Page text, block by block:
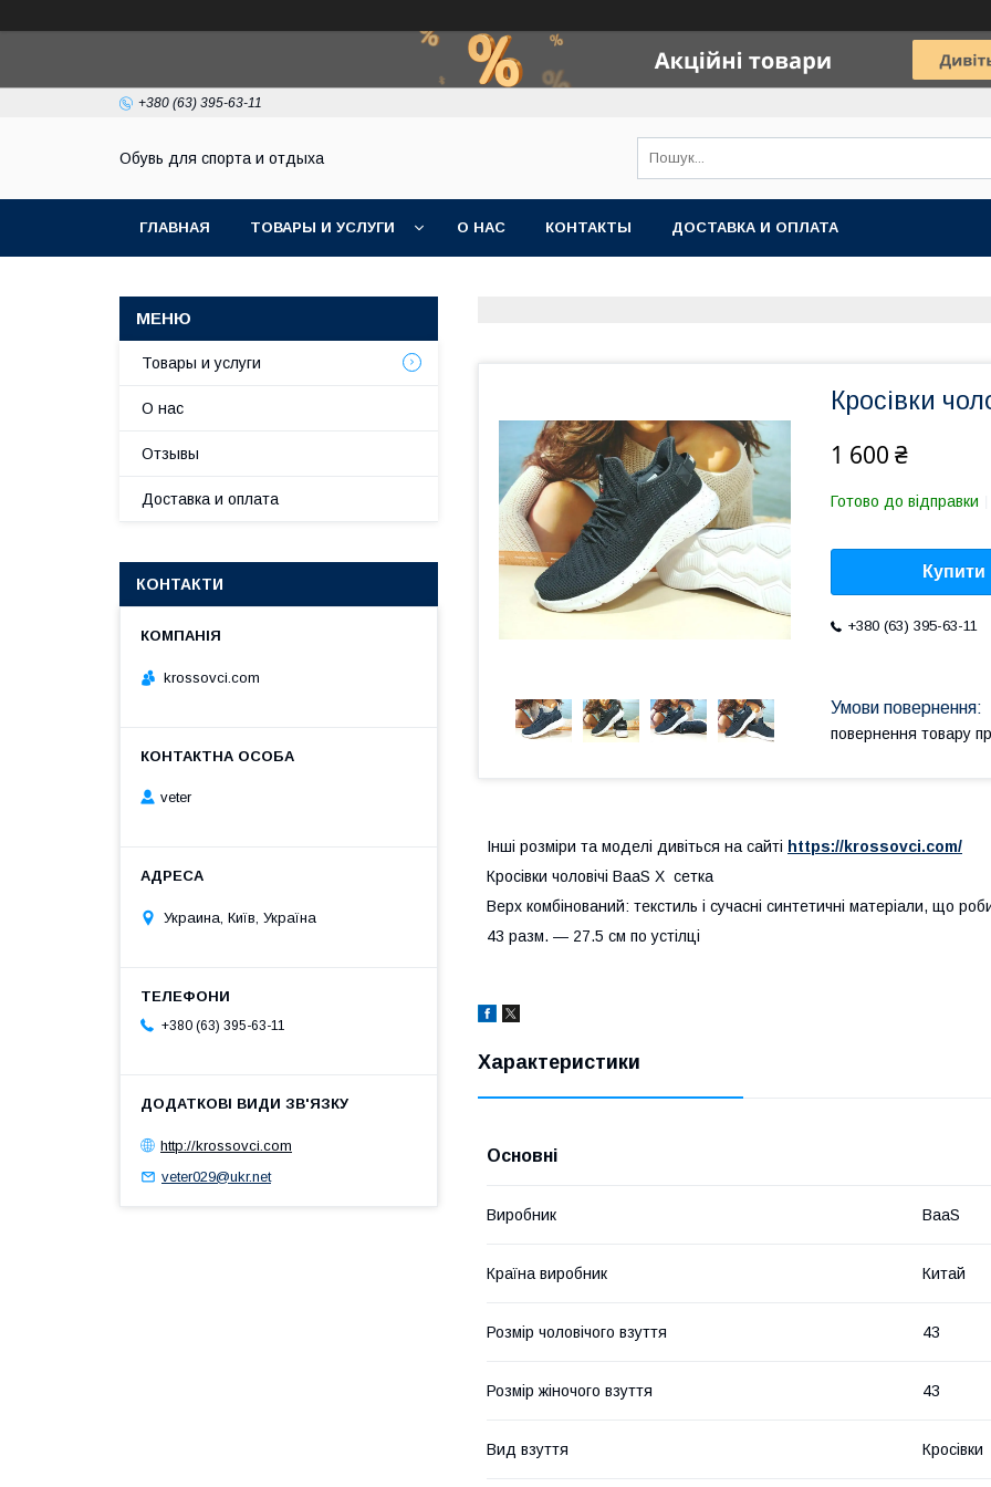
+380 (63) 395-63-11
Обувь для спорта и отдыха
ГЛАВНАЯ ТОВАРЫ И УСЛУГИ О НАС КОНТАКТЫ ДОСТАВКА И ОПЛАТА
Кросівки
1 600 ₴
Готово до відправки
Купити
+380 (63) 395-63-11
повернення товару
Інші розміри та моделі дивіться на сайті https://krossovci.com/
Кросівки чоловічі BaaS X сетка
Верх комбінований: текстиль і сучасні синтетичні матеріали, що
43 разм. ― 27.5 см по устілці
Характеристики
Основні
Виробник BaaS
Країна виробник Китай
Розмір чоловічого взуття 43
Розмір жіночого взуття 43
Вид взуття Кросівки
Товары и услуги
О нас
Отзывы
Доставка и оплата
КОНТАКТИ
krossovci.com
veter
Украина, Київ, Україна
+380 (63) 395-63-11
http://krossovci.com
veter029@ukr.net